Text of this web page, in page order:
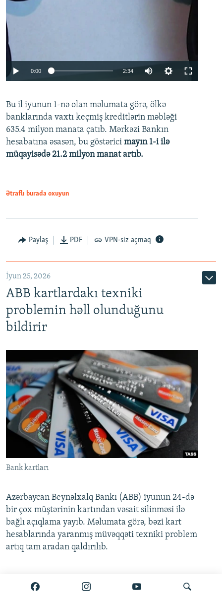
Auto 240p 360p 480p
720p 1080p
0:00 2:34
360p
480p
720p
Bu il iyunun 1-nə olan məlumata görə, ölkə
banklarında vaxtı keçmiş kreditlərin məbləği
635.4 milyon manata çatıb. Mərkəzi Bankın
hesabatına əsasən, bu göstərici mayın 1-i ilə
müqayisədə 21.2 milyon manat artıb.
Ətraflı burada oxuyun
Paylaş PDF VPN-siz açmaq
İyun 25, 2026
ABB kartlardakı texniki
problemin həll olunduğunu
bildirir
Bank kartları
Azərbaycan Beynəlxalq Bankı (ABB) iyunun 24-də
bir çox müştərinin kartından vəsait silinməsi ilə
bağlı açıqlama yayıb. Məlumata görə, bəzi kart
hesablarında yaranmış müvəqqəti texniki problem
artıq tam aradan qaldırılıb.
Ətraflı burada oxuyun